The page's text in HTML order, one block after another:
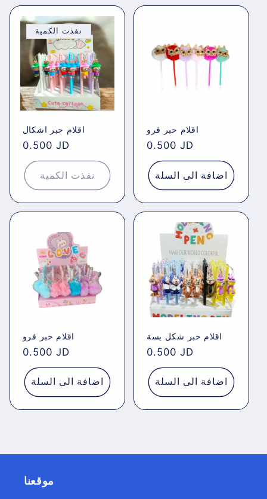
نفذت الكمية
اقلام حبر اشكال
Regular
price
0.500 JD
نفذت الكمية
اقلام حبر فرو
Regular
price
0.500 JD
اضافة الى السلة
اقلام حبر فرو
Regular
price
0.500 JD
اضافة الى السلة
اقلام حبر شكل بسة
Regular
price
0.500 JD
اضافة الى السلة
موقعنا